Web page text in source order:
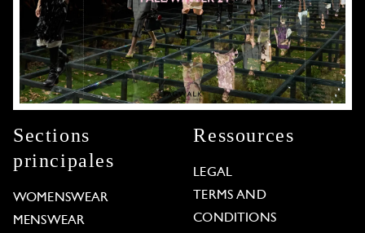
Sections
principales
WOMENSWEAR
MENSWEAR
Ressources
LEGAL
TERMS AND
CONDITIONS